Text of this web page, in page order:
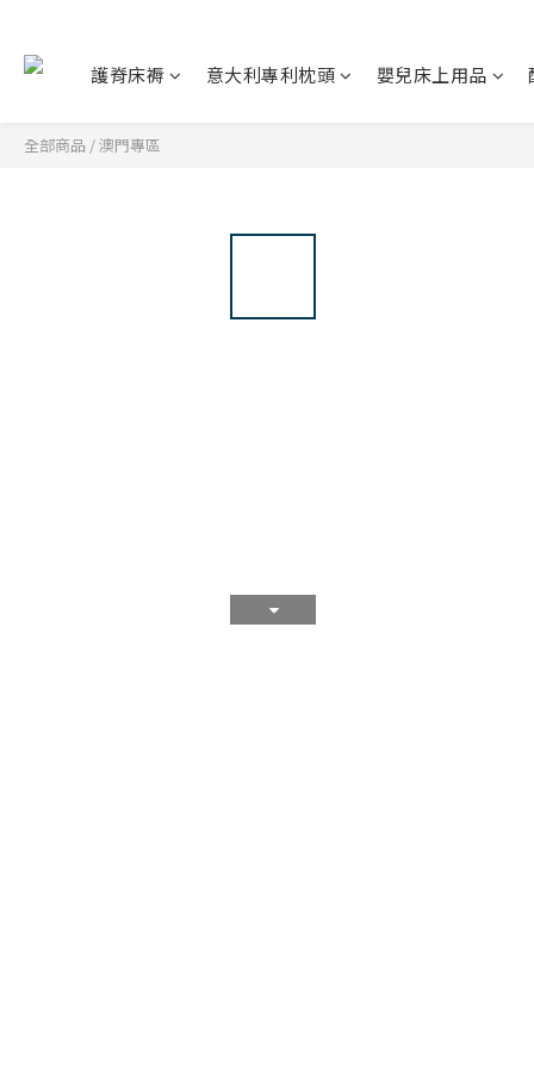
護脊床褥 意大利專利枕頭 嬰兒床上用品
全部商品 /澳門專區